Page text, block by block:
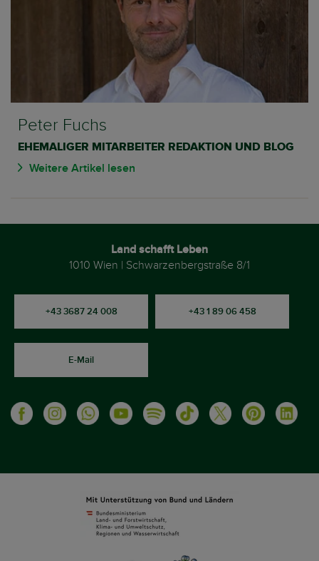
Peter Fuchs
EHEMALIGER MITARBEITER REDAKTION UND BLOG
Weitere Artikel lesen
Land schafft Leben
1010 Wien | Schwarzenbergstraße 8/1
+43 3687 24 008 +43 1 89 06 458
E-Mail